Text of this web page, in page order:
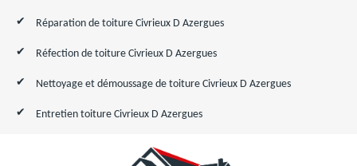
Réparation de toiture Civrieux D Azergues
Réfection de toiture Civrieux D Azergues
Nettoyage et démoussage de toiture Civrieux D Azergues
Entretien toiture Civrieux D Azergues